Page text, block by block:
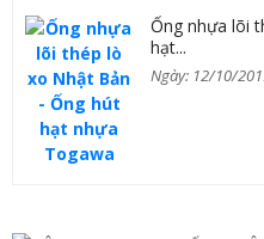
Ống nhựa lõi
hạt...
Ngày: 12/10/